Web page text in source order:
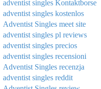
adventist singles Kontaktborse
adventist singles kostenlos
Adventist Singles meet site
adventist singles pl reviews
adventist singles precios
adventist singles recensioni
Adventist Singles recenzja
adventist singles reddit